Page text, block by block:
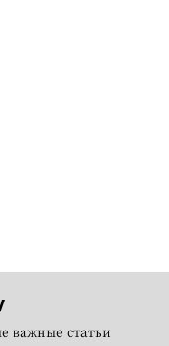
важные статьи